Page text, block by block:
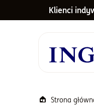
Klienci
Menu
Strona